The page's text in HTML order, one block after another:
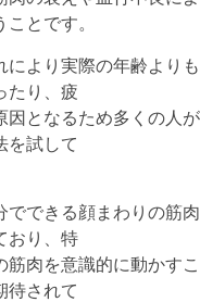
とです。
により実際の年齢より
たり、疲
因となるため多くの人
を試して
でできる顔まわりの筋
おり、特
筋肉を意識的に動かす
待されて